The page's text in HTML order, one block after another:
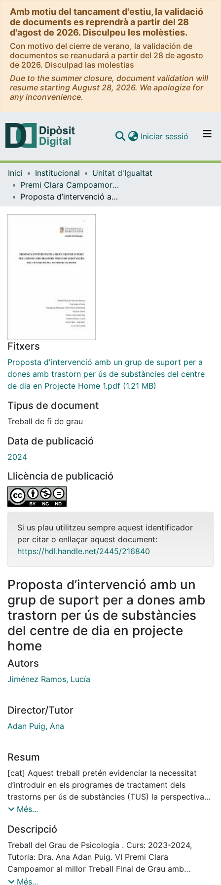
Amb motiu del tancament d'estiu, la validació
de documents es reprendrà a partir del 28
d'agost de 2026. Disculpeu les molèsties.
Con motivo del cierre de verano, la validación de
documentos se reanudará a partir del 28 de agosto
de 2026. Disculpad las molestias
Due to the summer closure, document validation will
resume starting August 28, 2026. We apologize for
any inconvenience.
Navega per tot el DD
Iniciar sessió (current)
Inici Institucional
Unitat d'Igualtat
Premi Clara Campoamor al millor Treball Final de Grau amb perspectiva de gènere
Proposta d’intervenció amb un grup de suport per a dones amb trastorn per ús de substàncies del centre de dia en projecte home
Fitxers
Proposta d'intervenció amb un grup de suport per a
dones amb trastorn per ús de substàncies del centre
de dia en Projecte Home 1.pdf (1.21 MB)
Tipus de document
Treball de fi de grau
Data de publicació
2024
Llicència de publicació
Si us plau utilitzeu sempre aquest identificador
per citar o enllaçar aquest document:
https://hdl.handle.net/2445/216840
Proposta d’intervenció amb un
grup de suport per a dones amb
trastorn per ús de substàncies
del centre de dia en projecte
home
Autors
Jiménez Ramos, Lucía
Director/Tutor
Adan Puig, Ana
Resum
[cat] Aquest treball pretén evidenciar la necessitat
d’introduir en els programes de tractament dels
trastorns per ús de substàncies (TUS) la perspectiva
de gènere, donades les diferències que
del consum respecte als homes. Es
proposa una intervenció de tres sessions, que aborden
el rol de la dona amb TUS en la
societat, el suport i les relacions familiars i la salut
sexual, realitzada amb les pacients en
Més...
Descripció
Treball del Grau de Psicologia . Curs: 2023-2024,
Tutoria: Dra. Ana Adan Puig. VI Premi Clara
Campoamor al millor Treball Final de Grau amb
perspectiva de gènere de la Universitat de Barcelona,
Més...